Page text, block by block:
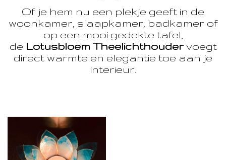
Of je hem nu een plekje geeft in de
woonkamer, slaapkamer, badkamer of
op een mooi gedekte tafel,
de Lotusbloem Theelichthoudervoegt
direct warmte en elegantie toe aan je
interieur.